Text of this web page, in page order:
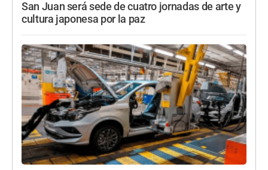
San Juan será sede de cuatro jornadas de arte y
cultura japonesa por la paz